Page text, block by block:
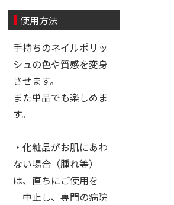
使用方法
手持ちのネイルポリッ
シュの色や質感を変身
させます。
また単品でも楽しめま
す。
・化粧品がお肌にあわ
ない場合（腫れ等）
は、直ちにご使用を
中止し、専門の病院